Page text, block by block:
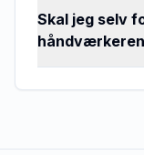
Skal jeg selv